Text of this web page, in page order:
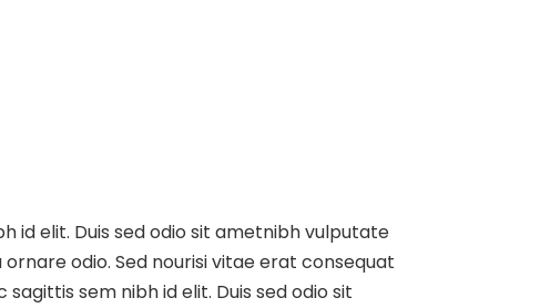
id elit. Duis sed odio sit ametnibh vulputate
odio. Sed nourisi vitae erat consequat
sem nibh id elit. Duis sed odio sit